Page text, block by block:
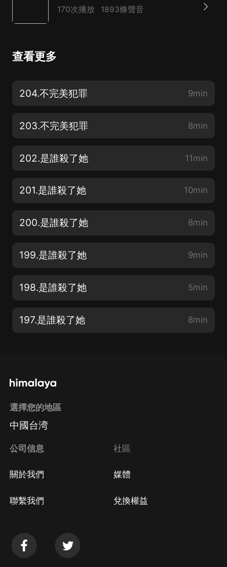
170次播放 1893條聲音
查看更多
204.不完美犯罪 9min
203.不完美犯罪 8min
202.是誰殺了她 11min
201.是誰殺了她 10min
200.是誰殺了她 8min
199.是誰殺了她 9min
198.是誰殺了她 5min
197.是誰殺了她 8min
選擇您的地區
中國台湾
公司信息
關於我們
聯繫我們
社區
媒體
兌換權益